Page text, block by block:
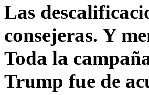
Las
consejeras. Y
Toda la
Trump fue de